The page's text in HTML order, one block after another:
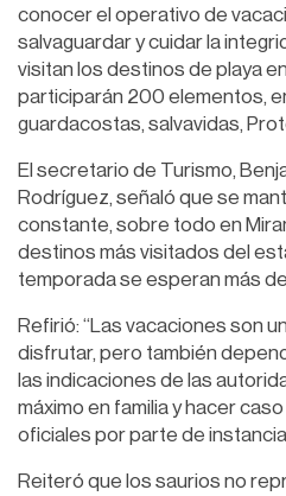
conocer el operativo de
salvaguardar y cuidar la
visitan los destinos de playa
participarán 200 elementos,
guardacostas, salvavidas,
El secretario de Turismo,
Rodríguez, señaló que se
constante, sobre todo en
destinos más visitados del
temporada se esperan más
Refirió: “Las vacaciones son
disfrutar, pero también
las indicaciones de las
máximo en familia y hacer
oficiales por parte de
Reiteró que los saurios no